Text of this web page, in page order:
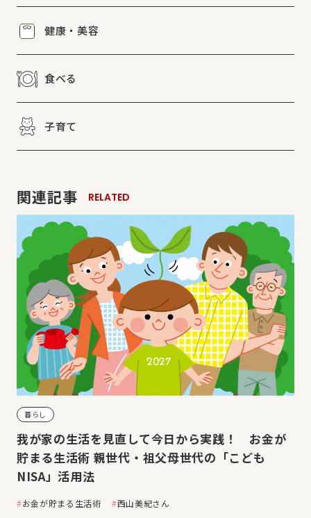
健康・美容
食べる
子育て
関連記事 RELATED
暮らし
我が家の生活を見直して今日から実践！ お金が
貯まる生活術 親世代・祖父母世代の「こども
NISA」活用法
お金が貯まる生活術 西山美紀さん